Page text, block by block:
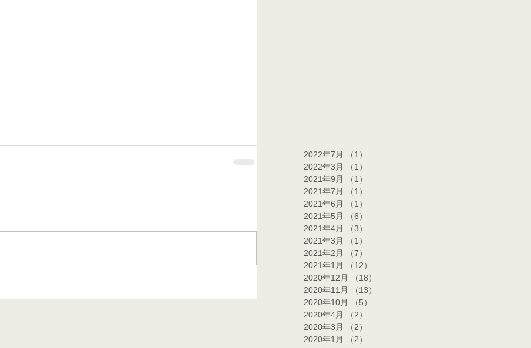
2022年7月 （1）
2022年3月
（1）
2021年9月
（1）
2021年7月
（1）
2021年6月
（1）
2021年5月
（6）
2021年4月
（3）
2021年3月
（1）
2021年2月
（7）
2021年1月
（12）
2020年12月
（18）
2020年11月
（13）
2020年10月
（5）
2020年4月
（2）
2020年3月
（2）
2020年1月
（2）